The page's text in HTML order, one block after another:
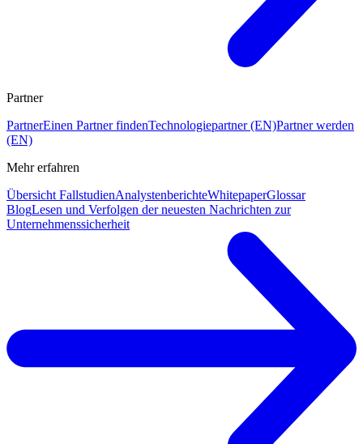
Partner
PartnerEinen Partner findenTechnologiepartner (EN)Partner werden
(EN)
Mehr erfahren
Übersicht FallstudienAnalystenberichteWhitepaperGlossar
BlogLesen und Verfolgen der neuesten Nachrichten zur
Unternehmenssicherheit